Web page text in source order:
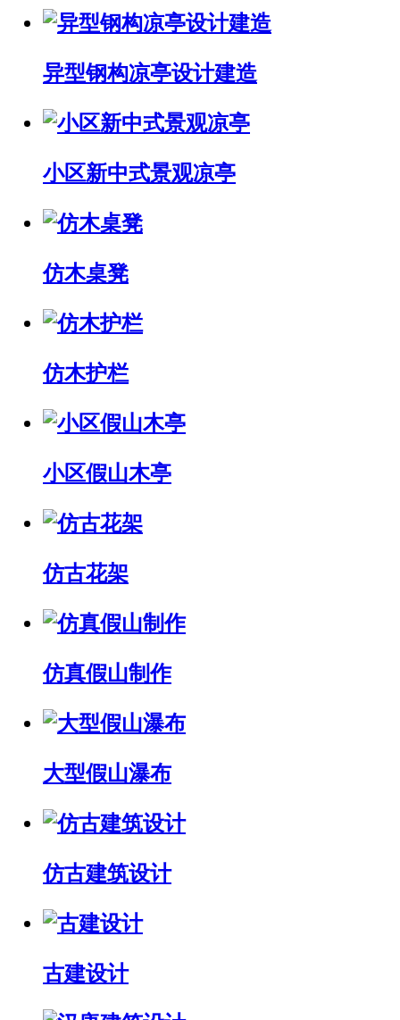
异型钢构凉亭设计建造
小区新中式景观凉亭
仿木桌凳
仿木护栏
小区假山木亭
仿古花架
仿真假山制作
大型假山瀑布
仿古建筑设计
古建设计